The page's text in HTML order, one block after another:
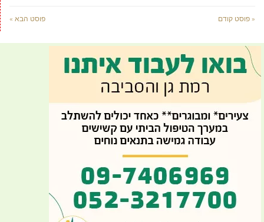
« פוסט קודם פוסט הבא »